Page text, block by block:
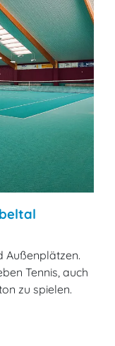
Außenplätzen.
Tennis, auch
zu spielen.